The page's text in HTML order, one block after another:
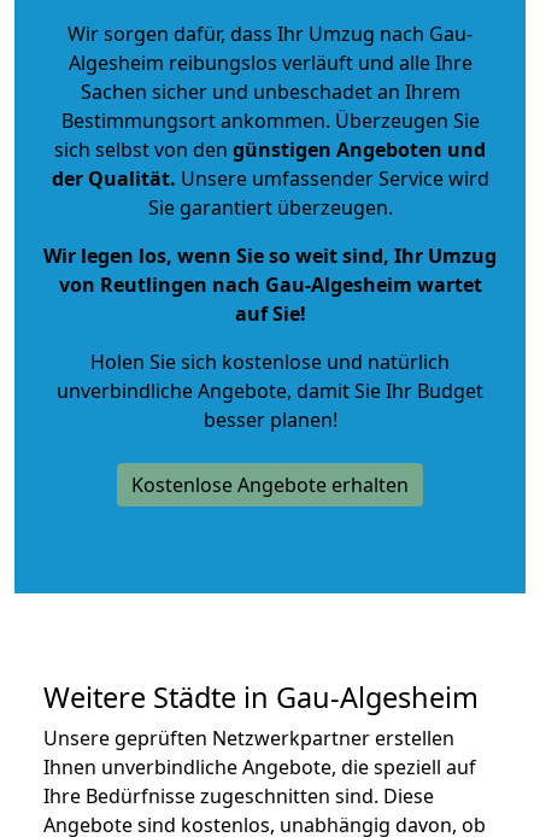
Wir sorgen dafür, dass Ihr Umzug nach Gau-
Algesheim reibungslos verläuft und alle Ihre
Sachen sicher und unbeschadet an Ihrem
Bestimmungsort ankommen. Überzeugen Sie
sich selbst von den günstigen Angeboten und
der Qualität. Unsere umfassender Service wird
Sie garantiert überzeugen.
Wir legen los, wenn Sie so weit sind, Ihr Umzug
von Reutlingen nach Gau-Algesheim wartet
auf Sie!
Holen Sie sich kostenlose und natürlich
unverbindliche Angebote, damit Sie Ihr Budget
besser planen!
Kostenlose Angebote erhalten
Weitere Städte in Gau-Algesheim
Unsere geprüften Netzwerkpartner erstellen
Ihnen unverbindliche Angebote, die speziell auf
Ihre Bedürfnisse zugeschnitten sind. Diese
Angebote sind kostenlos, unabhängig davon, ob